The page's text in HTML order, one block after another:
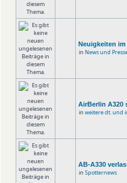
Neuigkeiten im
in News und
AirBerlin A320
in weitere dt. und
AB-A330
in Spotternews